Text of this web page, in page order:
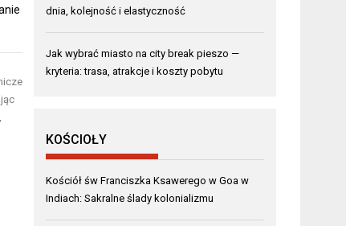
dnia, kolejność i elastyczność
Jak wybrać miasto na city break pieszo —
kryteria: trasa, atrakcje i koszty pobytu
KOŚCIOŁY
Kościół św Franciszka Ksawerego w Goa w
Indiach: Sakralne ślady kolonializmu